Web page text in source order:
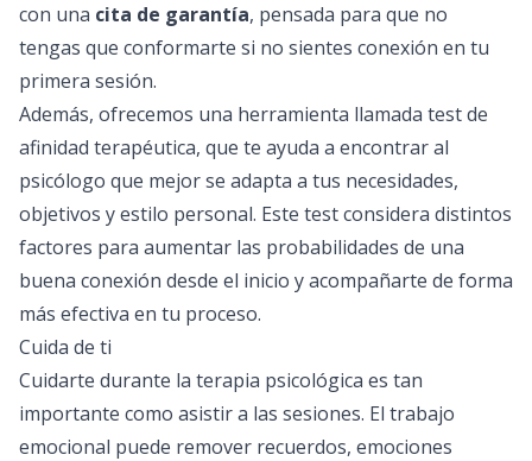
con una cita de garantía, pensada para que no
tengas que conformarte si no sientes conexión en tu
primera sesión.
Además, ofrecemos una herramienta llamada test de
afinidad terapéutica, que te ayuda a encontrar al
psicólogo que mejor se adapta a tus necesidades,
objetivos y estilo personal. Este test considera distintos
factores para aumentar las probabilidades de una
buena conexión desde el inicio y acompañarte de forma
más efectiva en tu proceso.
Cuida de ti
Cuidarte durante la terapia psicológica es tan
importante como asistir a las sesiones. El trabajo
emocional puede remover recuerdos, emociones